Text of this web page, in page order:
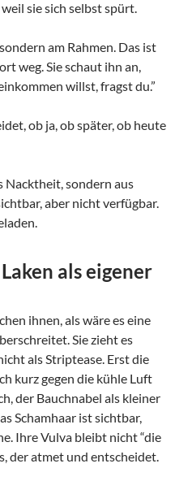
sie sich selbst spürt.
am Rahmen. Das ist
weg. Sie schaut ihn an,
willst, fragst du.”
ob ja, ob später, ob heute
sondern aus
aber nicht verfügbar.
als eigener
ihnen, als wäre es eine
Sie zieht es
als Striptease. Erst die
kurz gegen die kühle Luft
der Bauchnabel als kleiner
Schamhaar ist sichtbar,
Ihre Vulva bleibt nicht “die
der atmet und entscheidet.